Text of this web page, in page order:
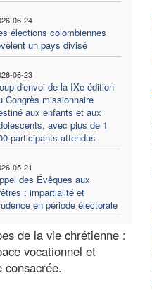
06-24
élections colombiennes
un pays divisé
06-23
d'envoi de la IXe édition
Congrès missionnaire
aux enfants et aux
avec plus de 1
participants attendus
05-21
des Évêques aux
: impartialité et
en période électorale
de la vie chrétienne :
vocationnel et
consacrée.